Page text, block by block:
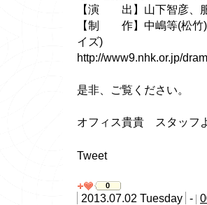
【演 出】山下智彦、
【制 作】中嶋等(松竹)
イズ)
http://www9.nhk.or.jp/
是非、ご覧ください。
オフィス貴貴 スタッフ
Tweet
0
2013.07.02 Tuesday -